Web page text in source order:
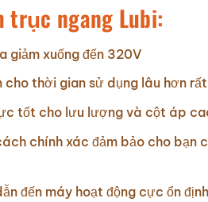
ngang Lubi:
giảm xuống đến 320V
thời gian sử dụng lâu hơn rất
tốt cho lưu lượng và cột áp
chính xác đảm bảo cho bạn
đến máy hoạt động cực ổn